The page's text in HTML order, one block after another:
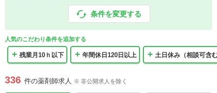
条件を変更する
人気のこだわり条件を追加する
残業月10ｈ以下 年間休日120日以上 土日休み（相談可含
336 件の薬剤師求人 ※ 非公開求人を除く